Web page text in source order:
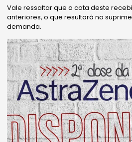
Vale ressaltar que a cota deste
anteriores, o que resultará no
demanda.